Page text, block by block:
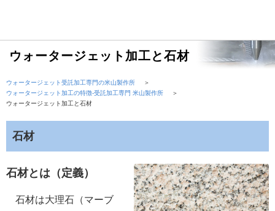
ウォータージェット加工と石材
ウォータージェット受託加工専門の米山製作所
＞
ウォータージェット加工の特徴-受託加工専門 米山製作所
＞
ウォータージェット加工と石材
石材
石材とは（定義）
石材は大理石（マーブ